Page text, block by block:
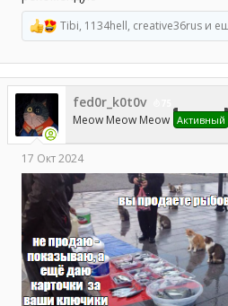
Р
е
а
к
ц
и
и
:
Tibi, 1134hell, creative36rus и
fed0r_k0t0v
Meow Meow Meow Активный
17 Окт 2024